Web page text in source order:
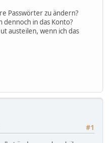
Passwörter zu ändern?
dennoch in das Konto?
austeilen, wenn ich das
#1